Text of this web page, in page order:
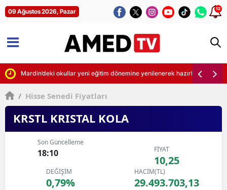
09 Ağustos 2026, Pazar 12
Mardin’deki okullar yeni eğitim dönemine yenilenerek hazırlanıyor
/ Hisse Senedi Fiyatları
KRSTL KRISTAL KOLA
Son Güncelleme
18:10 FİYAT
10,25
DEĞİŞİM
0,79%
HACİM(TL)
29.493.703,13